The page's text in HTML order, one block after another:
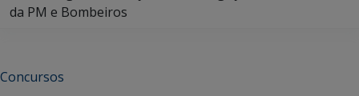
da PM e Bombeiros
Concursos